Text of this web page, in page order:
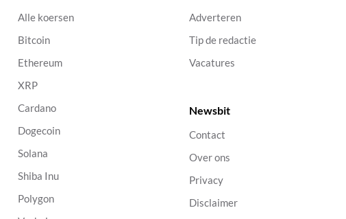
Alle koersen
Bitcoin
Ethereum
XRP
Cardano
Dogecoin
Solana
Shiba Inu
Polygon
Adverteren
Tip de redactie
Vacatures
Newsbit
Contact
Over ons
Privacy
Disclaimer